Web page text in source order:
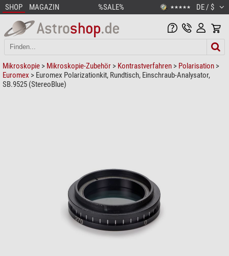
SHOP MAGAZIN %SALE% ★★★★★ DE / $
Mikroskopie > Mikroskopie-Zubehör > Kontrastverfahren > Polarisation >
Euromex > Euromex Polarizationkit, Rundtisch, Einschraub-Analysator,
SB.9525 (StereoBlue)